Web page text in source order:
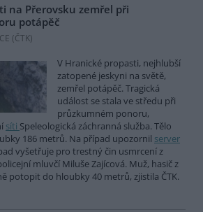
na Přerovsku zemřel při
potápěč
(ČTK)
V Hranické propasti, nejhlubší
zatopené jeskyni na světě,
zemřel potápěč. Tragická
událost se stala ve středu při
průzkumném ponoru,
síti Speleologická záchranná služba. Tělo
186 metrů. Na případ upozornil server
vyšetřuje pro trestný čin usmrcení z
mluvčí Miluše Zajícová. Muž, hasič z
potopit do hloubky 40 metrů, zjistila ČTK.